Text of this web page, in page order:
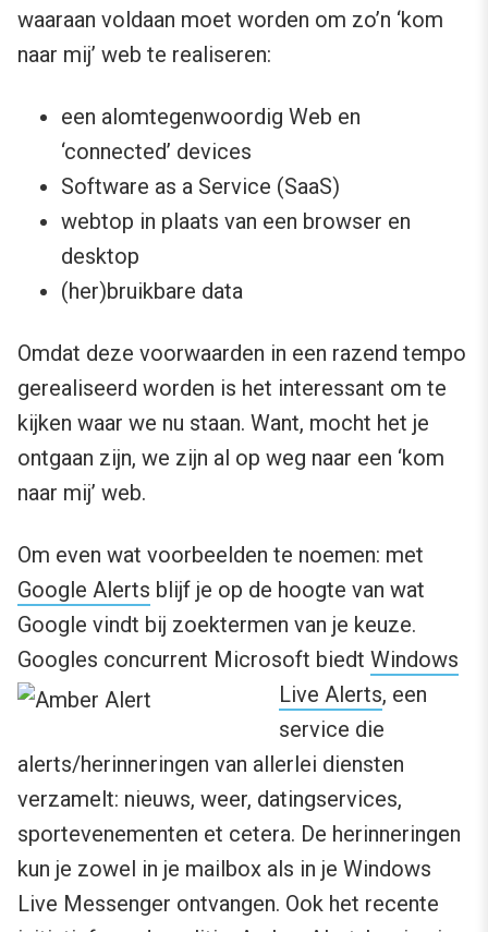
waaraan voldaan moet worden om zo’n ‘kom
naar mij’ web te realiseren:
een alomtegenwoordig Web en
‘connected’ devices
Software as a Service (SaaS)
webtop in plaats van een browser en
desktop
(her)bruikbare data
Omdat deze voorwaarden in een razend tempo
gerealiseerd worden is het interessant om te
kijken waar we nu staan. Want, mocht het je
ontgaan zijn, we zijn al op weg naar een ‘kom
naar mij’ web.
Om even wat voorbeelden te noemen: met
Google Alerts blijf je op de hoogte van wat
Google vindt bij zoektermen van je keuze.
Googles concurrent Microsoft biedt Windows
Live Alerts, een
service die
alerts/herinneringen van allerlei diensten
verzamelt: nieuws, weer, datingservices,
sportevenementen et cetera. De herinneringen
kun je zowel in je mailbox als in je Windows
Live Messenger ontvangen. Ook het recente